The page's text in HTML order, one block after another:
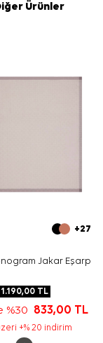
Ürünler
+27
Jakar Eşarp
1.190,00TL
%30 833,00 TL
+% 20 indirim